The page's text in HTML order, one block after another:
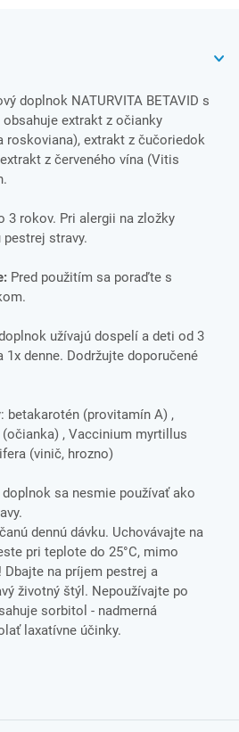
doplnok NATURVITA BETAVID s
extrakt z očianky
roskoviana), extrakt z čučoriedok
z červeného vína (Vitis
3 rokov. Pri alergii na zložky
stravy.
Pred použitím sa poraďte s
užívajú dospelí a deti od 3
1x denne. Dodržujte doporučené
betakarotén (provitamín A) ,
, Vaccinium myrtillus
(vinič, hrozno)
doplnok sa nesmie používať ako
dennú dávku. Uchovávajte na
pri teplote do 25°C, mimo
na príjem pestrej a
životný štýl. Nepoužívajte po
sorbitol - nadmerná
laxatívne účinky.